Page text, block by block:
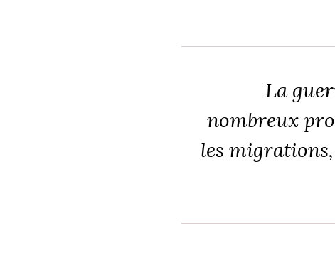
La
nombreux
les